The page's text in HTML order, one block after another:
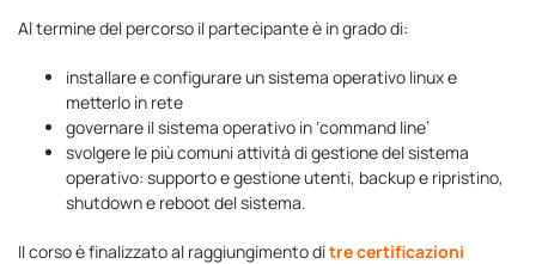
Al termine del percorso il partecipante è in grado di:
installare e configurare un sistema operativo linux e
metterlo in rete
governare il sistema operativo in ‘command line’
svolgere le più comuni attività di gestione del sistema
operativo: supporto e gestione utenti, backup e ripristino,
shutdown e reboot del sistema.
Il corso è finalizzato al raggiungimento ditre certificazioni